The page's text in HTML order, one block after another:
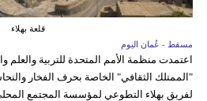
قلعة بهلاء
مسقط - عُمان اليوم
اعتمدت منظمة الأمم المتحدة للتربية والعلم
"الممتلك الثقافي" الخاصة بحرف الفخار
لفريق بهلاء التطوعي لمؤسسة المجتمع